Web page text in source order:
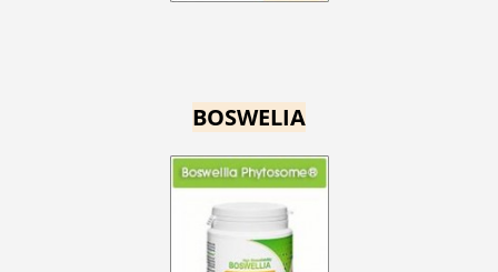
BOSWELIA